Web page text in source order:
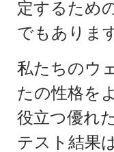
定するため
でもありま
私たちのウ
たの性格を
役立つ優れ
テスト結果